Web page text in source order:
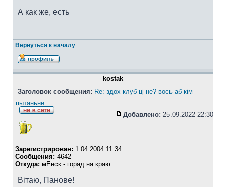
А как же, есть
Вернуться к началу
kostak
Заголовок сообщения: Re: здох клуб ці не? вось аб кім
пытаньне
Добавлено: 25.09.2022 22:30
Зарегистрирован: 1.04.2004 11:34
Сообщения: 4642
Откуда: мЕнск - горад на краю
Вітаю, Панове!